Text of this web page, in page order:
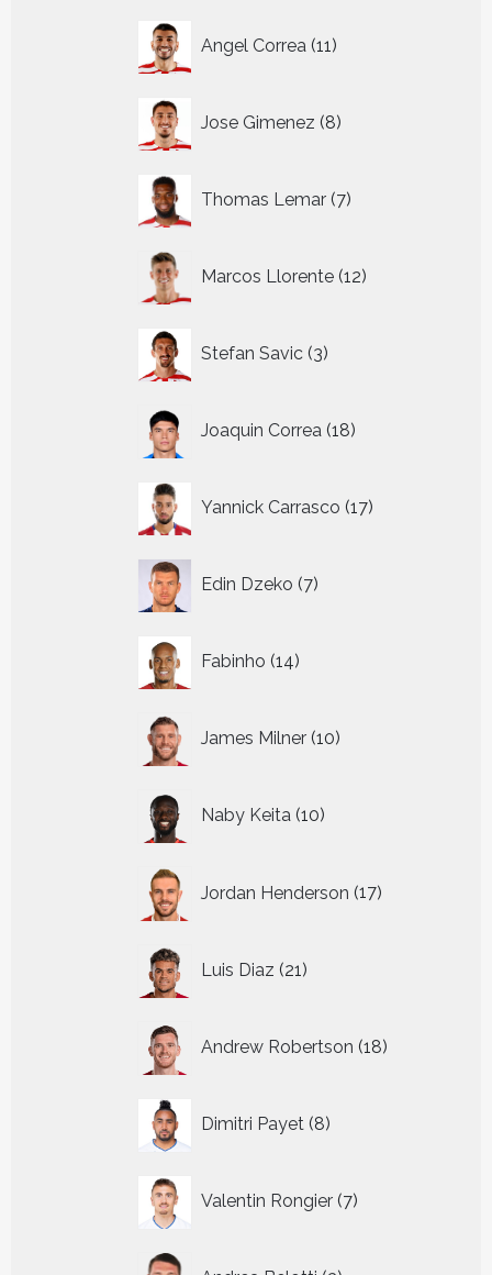
Angel Correa 11
producten
Jose Gimenez 8
producten
Thomas Lemar 7
producten
Marcos Llorente 12
producten
Stefan Savic 3
producten
Joaquin Correa 18
producten
Yannick Carrasco 17
producten
Edin Dzeko 7
producten
Fabinho 14
producten
James Milner 10
producten
Naby Keita 10
producten
Jordan Henderson 17
producten
Luis Diaz 21
producten
Andrew Robertson 18
producten
Dimitri Payet 8
producten
Valentin Rongier 7
producten